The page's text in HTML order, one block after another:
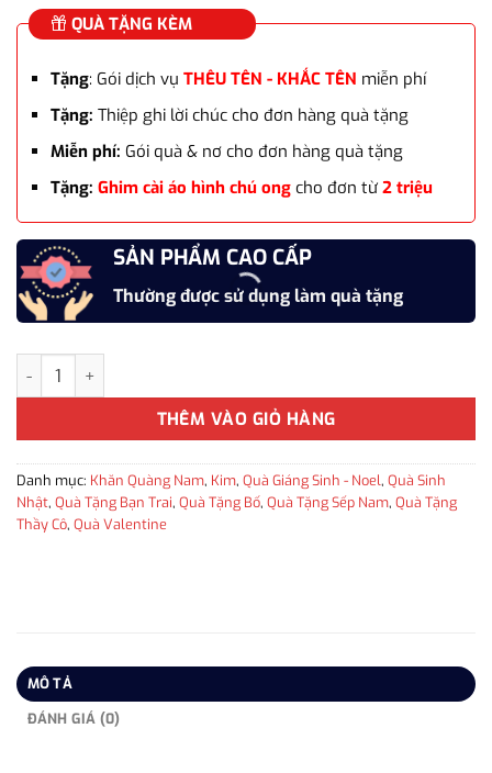
QUÀ TẶNG KÈM
Tặng: Gói dịch vụ THÊU TÊN - KHẮC TÊN miễn phí
Tặng: Thiệp ghi lời chúc cho đơn hàng quà tặng
Miễn phí: Gói quà & nơ cho đơn hàng quà tặng
Tặng: Ghim cài áo hình chú ongcho đơn từ 2 triệu
SẢN PHẨM CAO CẤP
Thường được sử dụng làm quà tặng
Khăn Cashmere cho nam KQN-WD05 làm quà tặng sinh nhật,
THÊM VÀO GIỎ HÀNG
Danh mục: Khăn Quàng Nam, Kim, Quà Giáng Sinh - Noel, Quà Sinh
Nhật, Quà Tặng Bạn Trai, Quà Tặng Bố, Quà Tặng Sếp Nam, Quà Tặng
Thầy Cô, Quà Valentine
MÔ TẢ
ĐÁNH GIÁ (0)